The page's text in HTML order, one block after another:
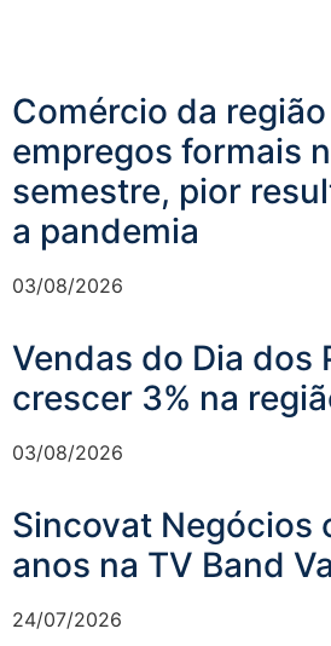
Comércio da
empregos formais
semestre, pior
a pandemia
03/08/2026
Vendas do Dia dos
crescer 3% na
03/08/2026
Sincovat Negócios
anos na TV Band
24/07/2026